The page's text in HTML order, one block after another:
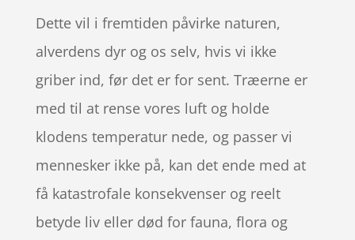
Dette vil i fremtiden påvirke naturen,
alverdens dyr og os selv, hvis vi ikke
griber ind, før det er for sent. Træerne er
med til at rense vores luft og holde
klodens temperatur nede, og passer vi
mennesker ikke på, kan det ende med at
få katastrofale konsekvenser og reelt
betyde liv eller død for fauna, flora og